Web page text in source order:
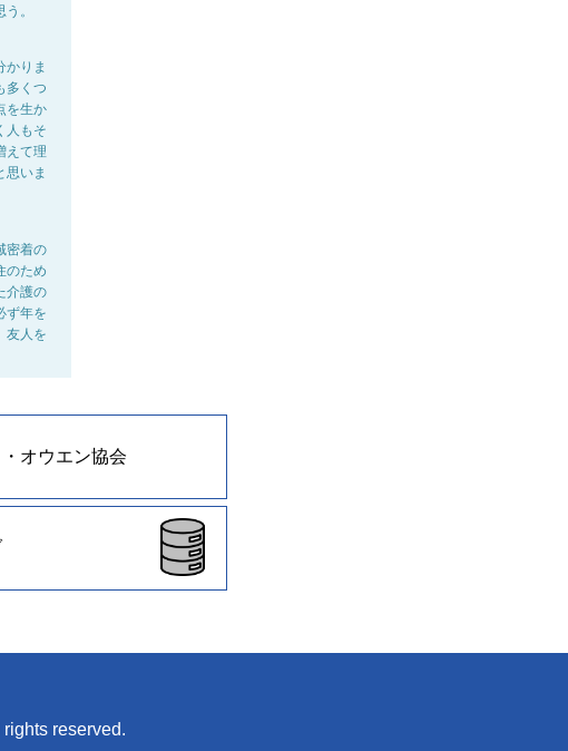
。
かりま
多くつ
を生か
人もそ
えて理
思いま
密着の
のため
介護の
ず年を
友人を
オウエン協会
reserved.